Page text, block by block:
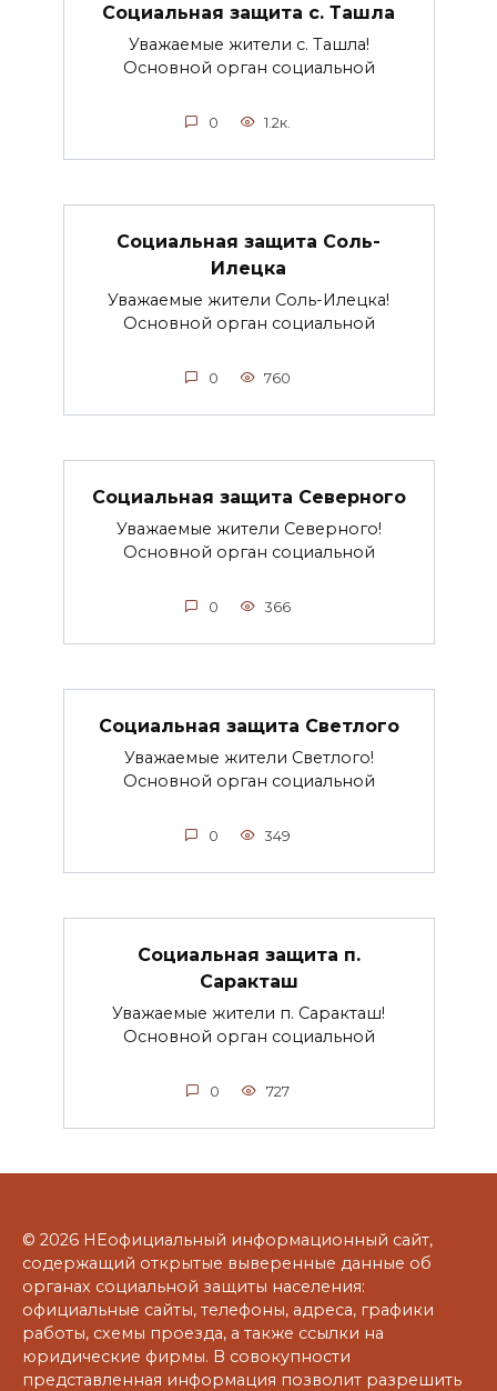
Социальная защита с. Ташла
Уважаемые жители с. Ташла!
Основной орган социальной
0 1.2к.
Социальная защита Соль-
Илецка
Уважаемые жители Соль-Илецка!
Основной орган социальной
0 760
Социальная защита Северного
Уважаемые жители Северного!
Основной орган социальной
0 366
Социальная защита Светлого
Уважаемые жители Светлого!
Основной орган социальной
0 349
Социальная защита п.
Саракташ
Уважаемые жители п. Саракташ!
Основной орган социальной
0 727
© 2026 НЕофициальный информационный сайт,
содержащий открытые выверенные данные об
органах социальной защиты населения:
официальные сайты, телефоны, адреса, графики
работы, схемы проезда, а также ссылки на
юридические фирмы. В совокупности
представленная информация позволит разрешить